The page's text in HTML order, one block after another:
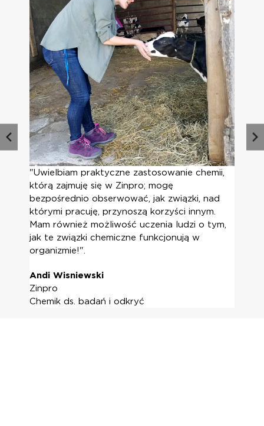
"Uwielbiam praktyczne zastosowanie chemii,
którą zajmuję się w Zinpro; mogę
bezpośrednio obserwować, jak związki, nad
którymi pracuję, przynoszą korzyści innym.
Mam również możliwość uczenia ludzi o tym,
jak te związki chemiczne funkcjonują w
organizmie!".
Andi Wisniewski
Zinpro
Chemik ds. badań i odkryć